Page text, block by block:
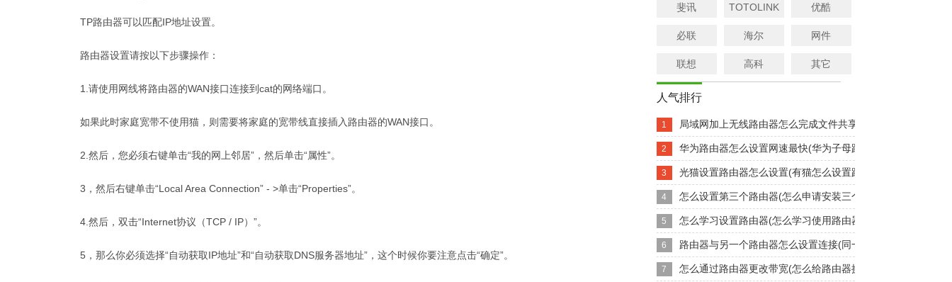
TP路由器可以匹配IP地址设置。
路由器设置请按以下步骤操作：
1.请使用网线将路由器的WAN接口连接到cat的网络端口。
如果此时家庭宽带不使用猫，则需要将家庭的宽带线直接插入路由器的WAN接口。
2.然后，您必须右键单击“我的网上邻居”，然后单击“属性”。
3，然后右键单击“Local Area Connection” - >单击“Properties”。
4.然后，双击“Internet协议（TCP / IP）”。
5，那么你必须选择“自动获取IP地址”和“自动获取DNS服务器地址”，这个时候你要注意点击“确定”。
斐讯 TOTOLINK 优酷
必联 海尔 网件
联想 高科 其它
人气排行
1 局域网加上无线路由器怎么完成文件共享(局域网通过无线怎
2 华为路由器怎么设置网速最快(华为子母路由器怎么设置网速
3 光猫设置路由器怎么设置(有猫怎么设置路由器)
4 怎么设置第三个路由器(怎么申请安装三个路由器)
5 怎么学习设置路由器(怎么学习使用路由器)
6 路由器与另一个路由器怎么设置连接(同一个路由器怎么设置
7 怎么通过路由器更改带宽(怎么给路由器换宽带)